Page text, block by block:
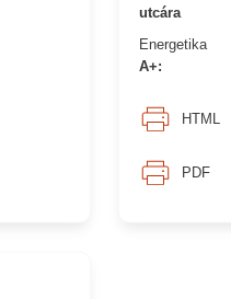
utcára
Energetika
A+:
HTML
PDF